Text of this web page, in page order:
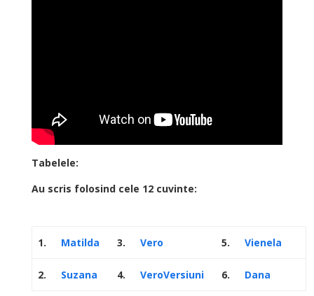
Tabelele:
Au scris folosind cele 12 cuvinte:
1. Matilda 3. Vero 5. Vienela
2. Suzana 4. VeroVersiuni 6. Dana